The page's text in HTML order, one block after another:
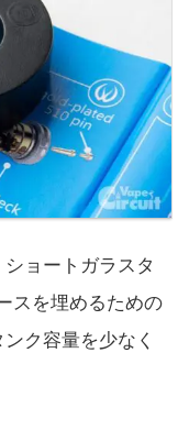
ョートガラスタ
スを埋めるための
ク容量を少なく